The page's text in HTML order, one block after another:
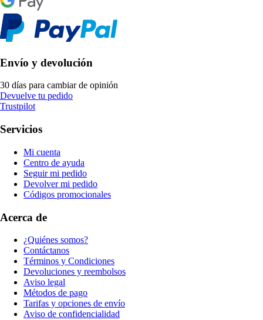
Envío y devolución
30 días para cambiar de opinión
Devuelve tu pedido
Trustpilot
Servicios
Mi cuenta
Centro de ayuda
Seguir mi pedido
Devolver mi pedido
Códigos promocionales
Acerca de
¿Quiénes somos?
Contáctanos
Términos y Condiciones
Devoluciones y reembolsos
Aviso legal
Métodos de pago
Tarifas y opciones de envío
Aviso de confidencialidad